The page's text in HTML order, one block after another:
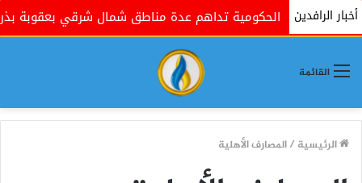
أخبار الرافدين
الحكومية تداهم عدة مناطق شمال شرقي بعقوبة بذريعة البحث
القائمة
الرئيسية /المصارف الأهلية